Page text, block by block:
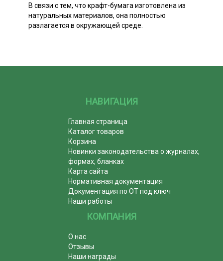
В связи с тем, что крафт-бумага изготовлена из
натуральных материалов, она полностью
разлагается в окружающей среде.
НАВИГАЦИЯ
Главная страница
Каталог товаров
Корзина
Новинки законодательства о журналах,
формах, бланках
Карта сайта
Нормативная документация
Документация по ОТ под ключ
Наши работы
КОМПАНИЯ
О нас
Отзывы
Наши награды